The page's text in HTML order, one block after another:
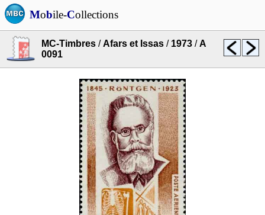
Mobile-Collections
MC-Timbres /Afars et Issas / 1973 /A
0091